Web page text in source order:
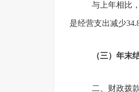
与上年相比
是经营支出减少
（三）年末
二、财政拨